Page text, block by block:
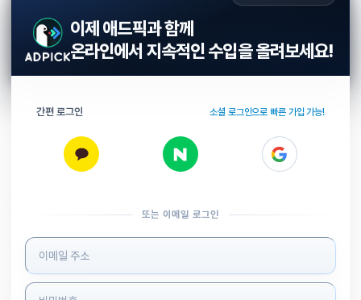
이제 애드픽과 함께
온라인에서 지속적인 수입을 올려보세요!
간편 로그인 소셜 로그인으로 빠른 가입 가능!
또는 이메일 로그인
로그인 정보 입력